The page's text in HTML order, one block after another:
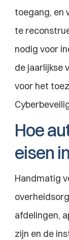
toegang, en
te
nodig voor
de jaarlijkse
voor het
Hoe
eisen
Handmatig
afdelingen,
zijn en de